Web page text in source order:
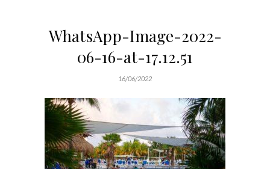
WhatsApp-Image-2022-
06-16-at-17.12.51
16/06/2022